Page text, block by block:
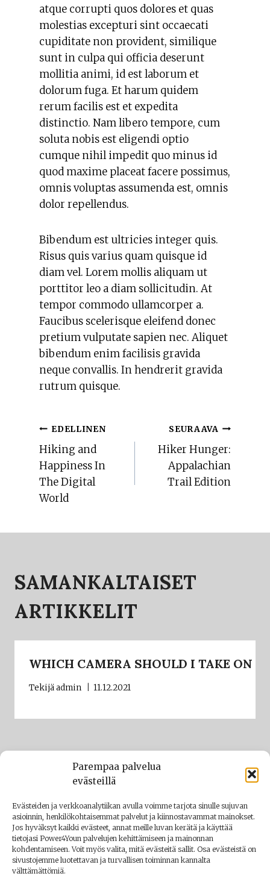
Parempaa palvelua
evästeillä
Evästeiden ja verkkoanalytiikan avulla voimme tarjota sinulle sujuvan
asioinnin, henkilökohtaisemmat palvelut ja kiinnostavammat mainokset.
Jos hyväksyt kaikki evästeet, annat meille luvan kerätä ja käyttää
tietojasi Power4Youn palvelujen kehittämiseen ja mainonnan
kohdentamiseen. Voit myös valita, mitä evästeitä sallit. Osa evästeistä on
sivustojemme luotettavan ja turvallisen toiminnan kannalta
välttämättömiä.
atque corrupti quos dolores et quas
molestias excepturi sint occaecati
cupiditate non provident, similique
sunt in culpa qui officia deserunt
mollitia animi, id est laborum et
dolorum fuga. Et harum quidem
rerum facilis est et expedita
distinctio. Nam libero tempore, cum
soluta nobis est eligendi optio
cumque nihil impedit quo minus id
quod maxime placeat facere possimus,
omnis voluptas assumenda est, omnis
dolor repellendus.
Bibendum est ultricies integer quis.
Risus quis varius quam quisque id
diam vel. Lorem mollis aliquam ut
porttitor leo a diam sollicitudin. At
tempor commodo ullamcorper a.
Faucibus scelerisque eleifend donec
pretium vulputate sapien nec. Aliquet
bibendum enim facilisis gravida
neque convallis. In hendrerit gravida
rutrum quisque.
ARTIKKELIEN
SELAUS
EDELLINEN
Hiking and
Happiness In
The Digital
World
SEURAAVA
Hiker Hunger:
Appalachian
Trail Edition
SAMANKALTAISET
ARTIKKELIT
WHICH CAMERA SHOULD I TAKE ON
Tekijäadmin 11.12.2021